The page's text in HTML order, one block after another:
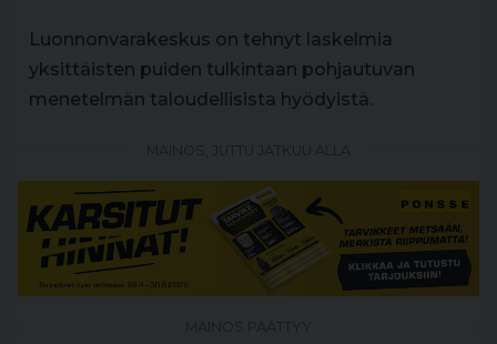
Luonnonvarakeskus on tehnyt laskelmia
yksittäisten puiden tulkintaan pohjautuvan
menetelmän taloudellisista hyödyistä.